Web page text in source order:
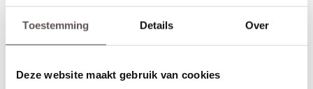
Toestemming Details Over
Deze website maakt gebruik van cookies
De onderdorpel van de ALBO DC 2113 Mat glas met blanke rand
deuren is 172 mm hoog inclusief de profielen, de profielen zijn 13
mm breed. De zijstijlen en de bovendorpel zijn 128 mm hoog
breed inclusief de profielen.